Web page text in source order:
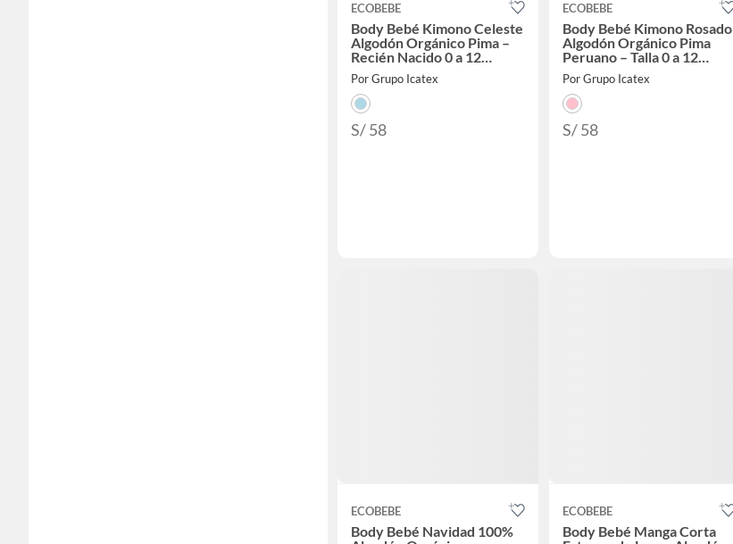
ECOBEBE
Body Bebé Kimono Celeste
Algodón Orgánico Pima –
Recién Nacido 0 a 12
Meses
Por Grupo Icatex
S/ 58
ECOBEBE
Body Bebé Kimono Rosado
Algodón Orgánico Pima
Peruano – Talla 0 a 12
Meses
Por Grupo Icatex
S/ 58
ECOBEBE
Body Bebé Navidad 100%
ECOBEBE
Body Bebé Manga Corta